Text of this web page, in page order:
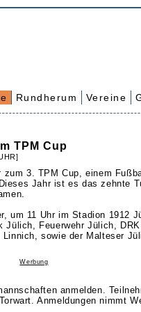
Rundherum Vereine
TPM Cup
3. TPM Cup, einem
Jahr ist es das zehnte
um 11 Uhr im Stadion 1912
Jülich, Feuerwehr Jülich,
Linnich, sowie der Malteser
Werbung
anmelden.
Anmeldungen nimmt